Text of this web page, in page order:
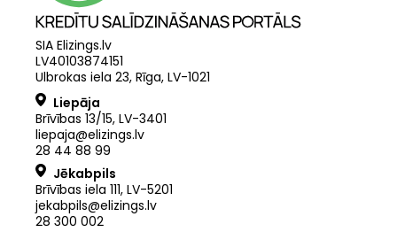
SIA Elizings.lv
LV40103874151
Ulbrokas iela 23, Rīga, LV-1021
Liepāja
Brīvības 13/15, LV-3401
liepaja@elizings.lv
28 44 88 99
Jēkabpils
Brīvības iela 111, LV-5201
jekabpils@elizings.lv
28 300 002